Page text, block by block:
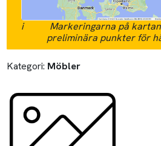
i
Markeringarna på
preliminära punkter för
Kategori: Möbler